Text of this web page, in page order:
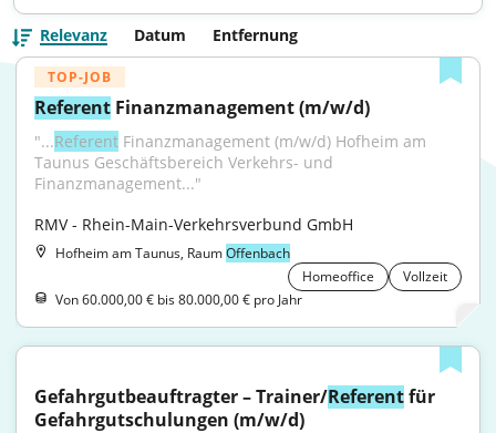
Relevanz Datum Entfernung
TOP-JOB
Referent Finanzmanagement (m/w/d)
"...Referent Finanzmanagement (m/w/d) Hofheim am
Taunus Geschäftsbereich Verkehrs- und
Finanzmanagement..."
RMV - Rhein-Main-Verkehrsverbund GmbH
Hofheim am Taunus, RaumOffenbach
Homeoffice
Vollzeit
Von 60.000,00 € bis 80.000,00 € pro Jahr
Gefahrgutbeauftragter – Trainer/Referent für
Gefahrgutschulungen (m/w/d)